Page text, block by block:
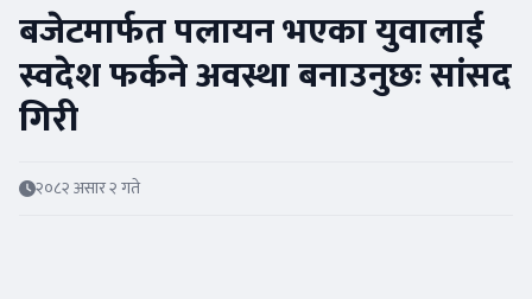
बजेटमार्फत पलायन भएका युवालाई
स्वदेश फर्कने अवस्था बनाउनुछः सांसद
गिरी
२०८२ असार २ गते